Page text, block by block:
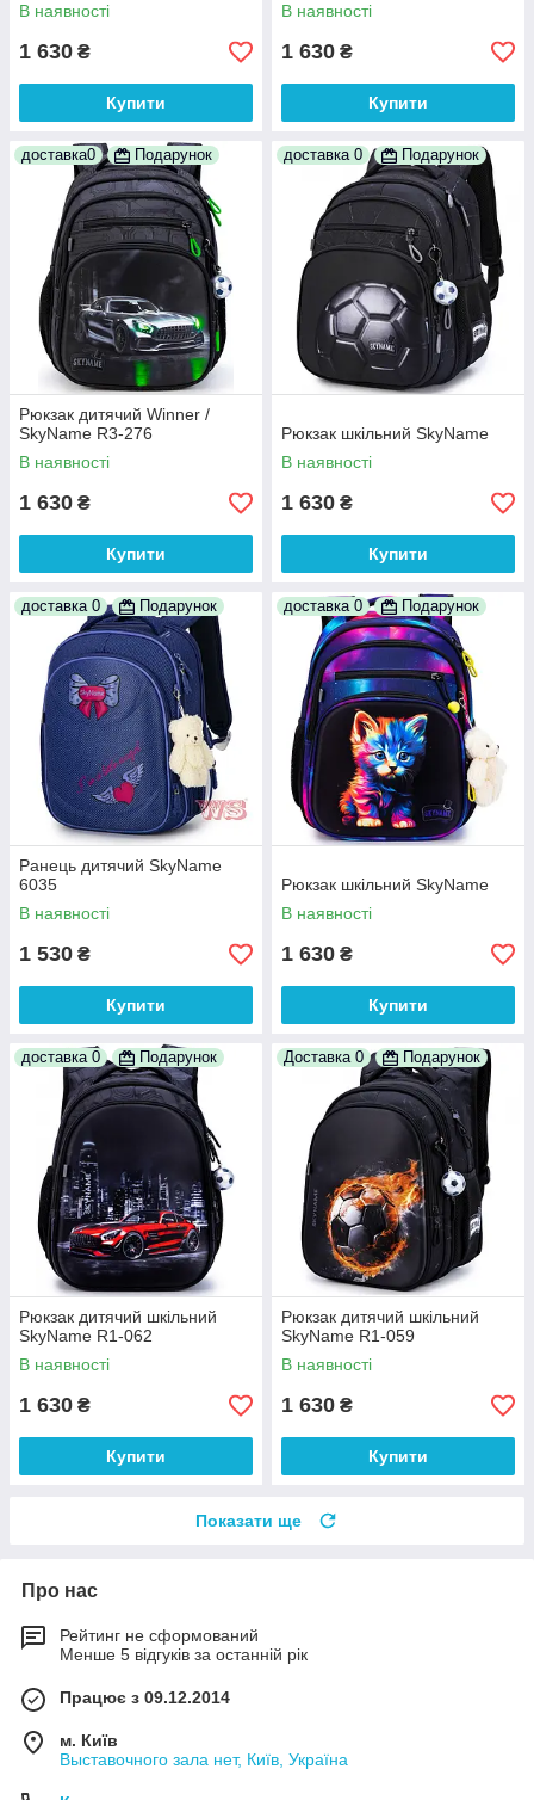
В наявності
1 630 ₴
Купити
В наявності
1 630 ₴
Купити
доставка0 Подарунок
Рюкзак дитячий Winner /
SkyName R3-276
В наявності
1 630 ₴
Купити
доставка 0 Подарунок
Рюкзак шкільний SkyName
В наявності
1 630 ₴
Купити
доставка 0 Подарунок
Ранець дитячий SkyName
6035
В наявності
1 530 ₴
Купити
доставка 0 Подарунок
Рюкзак шкільний SkyName
В наявності
1 630 ₴
Купити
доставка 0 Подарунок
Рюкзак дитячий шкільний
SkyName R1-062
В наявності
1 630 ₴
Купити
Доставка 0 Подарунок
Рюкзак дитячий шкільний
SkyName R1-059
В наявності
1 630 ₴
Купити
Показати ще
Про нас
Рейтинг не сформований
Менше 5 відгуків за останній рік
Працює з 09.12.2014
м. Київ
Выставочного зала нет, Київ, Україна